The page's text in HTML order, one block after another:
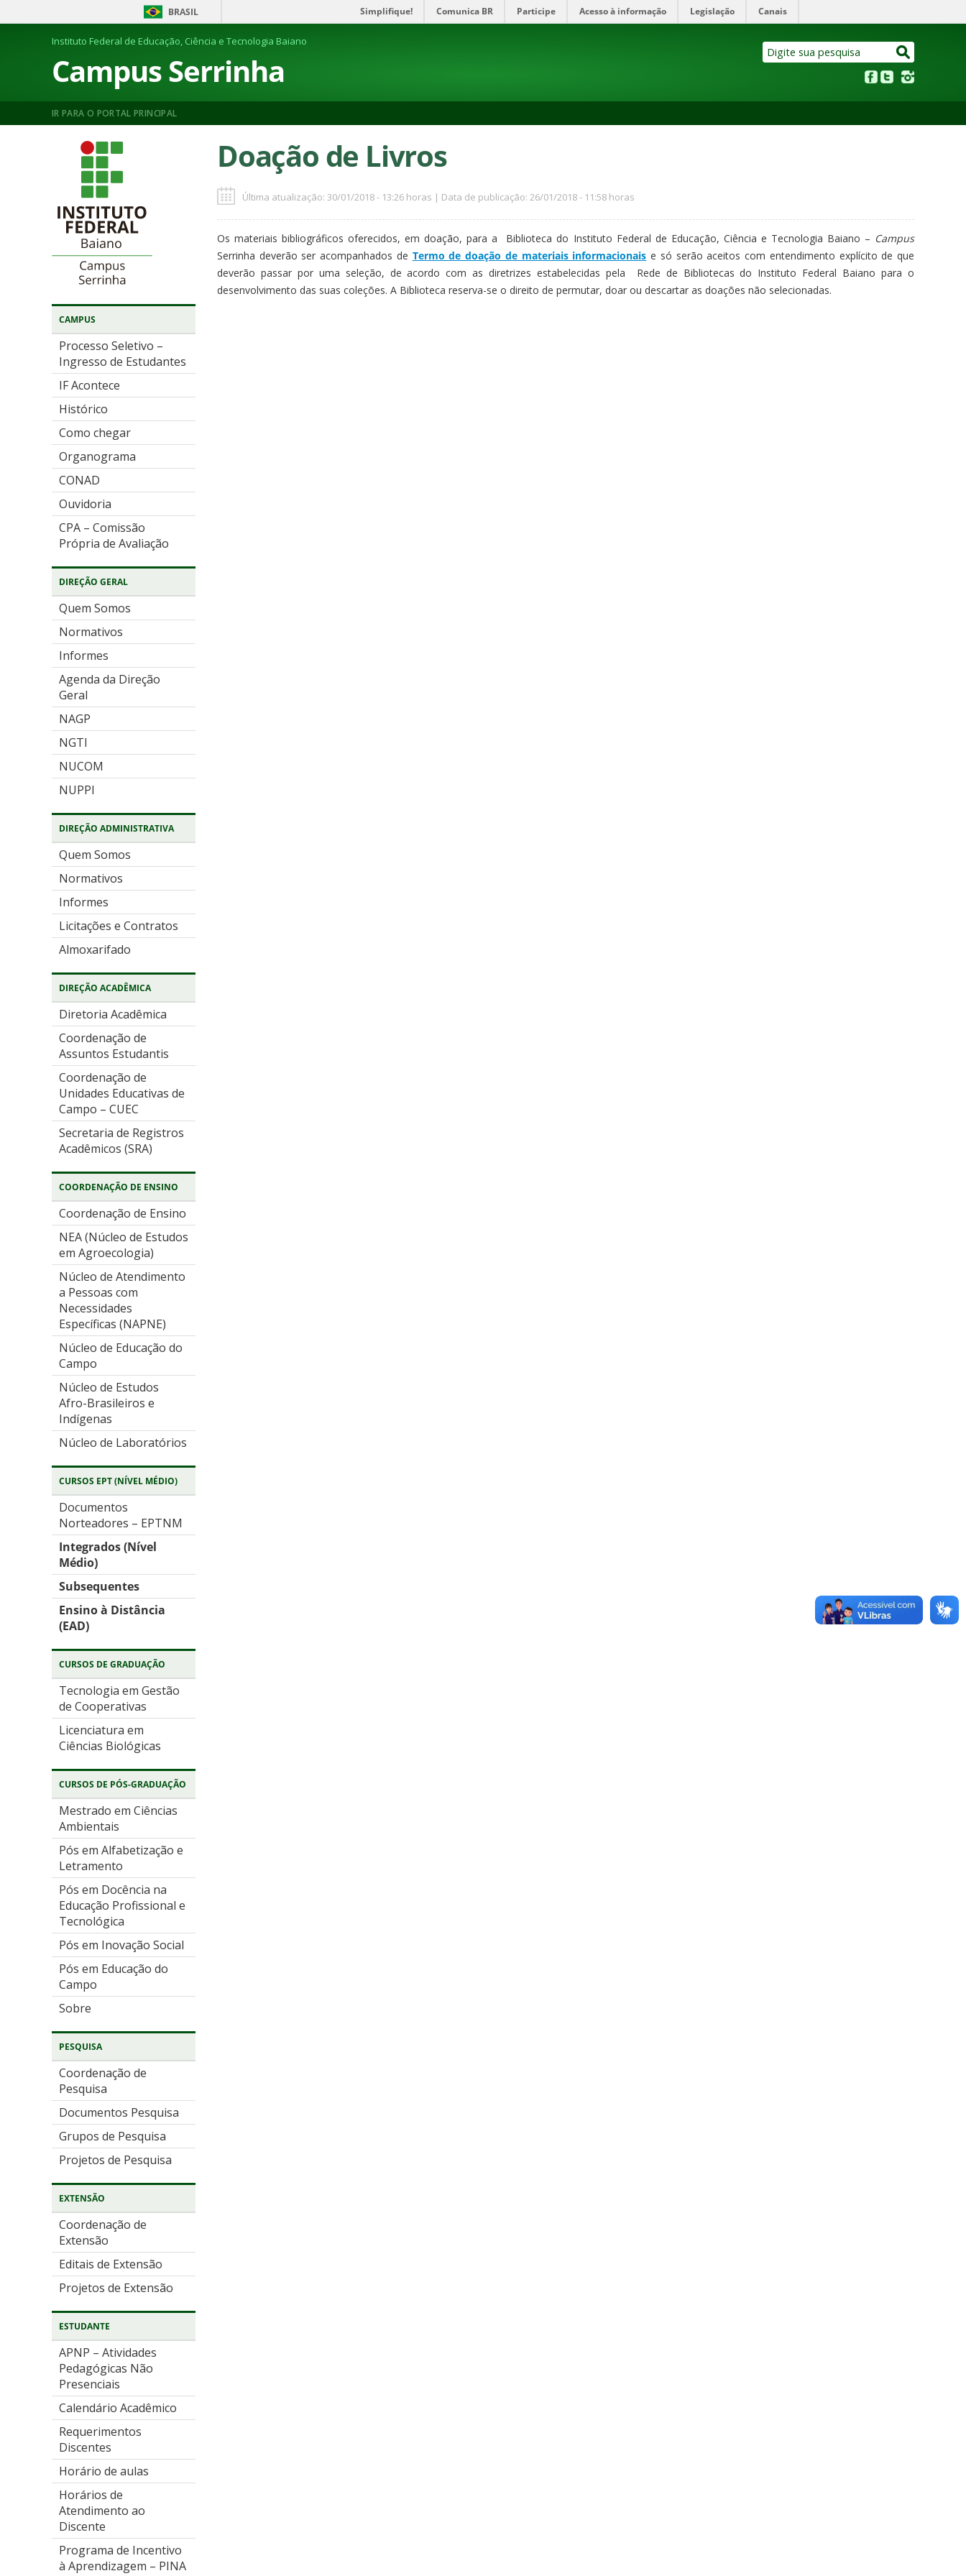
BRASIL Simplifique! Comunica BR Participe Acesso à informação Legislação Canais
Instituto Federal de Educação, Ciência e Tecnologia Baiano
Campus Serrinha
IR PARA O PORTAL PRINCIPAL
CAMPUS
Processo Seletivo –
Ingresso de Estudantes
IF Acontece
Histórico
Como chegar
Organograma
CONAD
Ouvidoria
CPA – Comissão
Própria de Avaliação
DIREÇÃO GERAL
Quem Somos
Normativos
Informes
Agenda da Direção
Geral
NAGP
NGTI
NUCOM
NUPPI
DIREÇÃO ADMINISTRATIVA
Quem Somos
Normativos
Informes
Licitações e Contratos
Almoxarifado
DIREÇÃO ACADÊMICA
Diretoria Acadêmica
Coordenação de
Assuntos Estudantis
Coordenação de
Unidades Educativas de
Campo – CUEC
Secretaria de Registros
Acadêmicos (SRA)
COORDENAÇÃO DE ENSINO
Coordenação de Ensino
NEA (Núcleo de Estudos
em Agroecologia)
Núcleo de Atendimento
a Pessoas com
Necessidades
Específicas (NAPNE)
Núcleo de Educação do
Campo
Núcleo de Estudos
Afro-Brasileiros e
Indígenas
Núcleo de Laboratórios
CURSOS EPT (NÍVEL MÉDIO)
Documentos
Norteadores – EPTNM
Integrados (Nível
Médio)
Subsequentes
Ensino à Distância
(EAD)
CURSOS DE GRADUAÇÃO
Tecnologia em Gestão
de Cooperativas
Licenciatura em
Ciências Biológicas
CURSOS DE PÓS-GRADUAÇÃO
Mestrado em Ciências
Ambientais
Pós em Alfabetização e
Letramento
Pós em Docência na
Educação Profissional e
Tecnológica
Pós em Inovação Social
Pós em Educação do
Campo
Sobre
PESQUISA
Coordenação de
Pesquisa
Documentos Pesquisa
Grupos de Pesquisa
Projetos de Pesquisa
EXTENSÃO
Coordenação de
Extensão
Editais de Extensão
Projetos de Extensão
ESTUDANTE
APNP – Atividades
Pedagógicas Não
Presenciais
Calendário Acadêmico
Requerimentos
Discentes
Horário de aulas
Horários de
Atendimento ao
Discente
Programa de Incentivo
à Aprendizagem – PINA
Doação de Livros
Última atualização: 30/01/2018 - 13:26 horas | Data de publicação: 26/01/2018 - 11:58 horas
Os materiais bibliográficos oferecidos, em doação, para a Biblioteca do Instituto Federal de Educação, Ciência e Tecnologia Baiano – Campus
Serrinha deverão ser acompanhados de Termo de doação de materiais informacionais e só serão aceitos com entendimento explícito de que
deverão passar por uma seleção, de acordo com as diretrizes estabelecidas pela Rede de Bibliotecas do Instituto Federal Baiano para o
desenvolvimento das suas coleções. A Biblioteca reserva-se o direito de permutar, doar ou descartar as doações não selecionadas.